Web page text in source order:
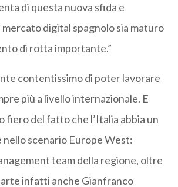
di questa nuova sfida e
digital spagnolo sia maturo
di rotta importante.”
contentissimo di poter lavorare
più a livello internazionale. E
fiero del fatto che l’Italia abbia un
scenario Europe West:
team della regione, oltre
infatti anche Gianfranco